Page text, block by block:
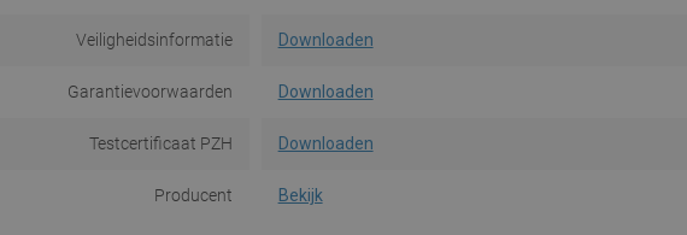
Veiligheidsinformatie Downloaden
Garantievoorwaarden Downloaden
Testcertificaat PZH Downloaden
Producent Bekijk